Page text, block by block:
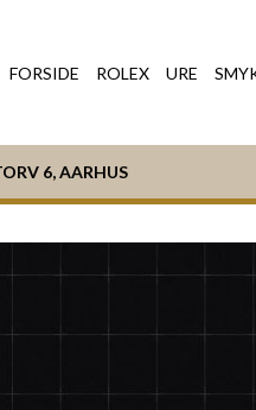
FORSIDE ROLEX URE
6, AARHUS